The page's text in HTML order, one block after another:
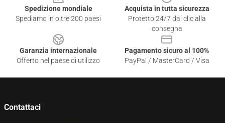
Spedizione mondiale
Spediamo in oltre 200 paesi
Acquista in tutta sicurezza
Protetto 24/7 dai clic alla
consegna
Garanzia internazionale
Offerto nel paese di utilizzo
Pagamento sicuro al 100%
PayPal / MasterCard / Visa
Contattaci